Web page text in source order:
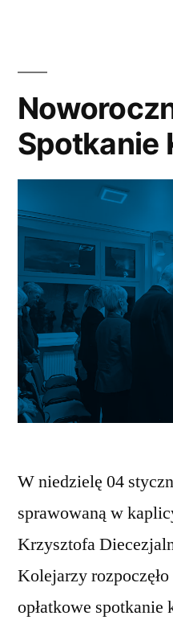
Spotkanie
W niedzielę 04
sprawowaną w
Krzysztofa
Kolejarzy
opłatkowe